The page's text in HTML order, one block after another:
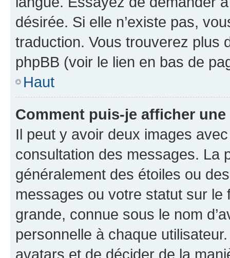
désirée. Si elle n’existe pas,
traduction. Vous trouverez plus
phpBB (voir le lien en bas de
Haut
Comment puis-je afficher
Il peut y avoir deux images
consultation des messages. La
généralement des étoiles ou
messages ou votre statut sur
grande, connue sous le nom
personnelle à chaque utilisateur.
avatars et de décider de la